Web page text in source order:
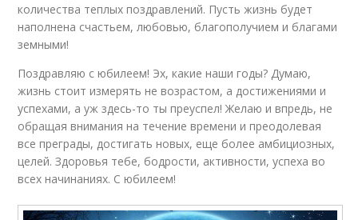
количества теплых поздравлений. Пусть жизнь будет
наполнена счастьем, любовью, благополучием и благами
земными!
Поздравляю с юбилеем! Эх, какие наши годы? Думаю,
жизнь стоит измерять не возрастом, а достижениями и
успехами, а уж здесь-то ты преуспел! Желаю и впредь, не
обращая внимания на течение времени и преодолевая
все преграды, достигать новых, еще более амбициозных,
целей. Здоровья тебе, бодрости, активности, успеха во
всех начинаниях. С юбилеем!